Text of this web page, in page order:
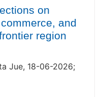
on
and
region
Jue, 18-06-2026;